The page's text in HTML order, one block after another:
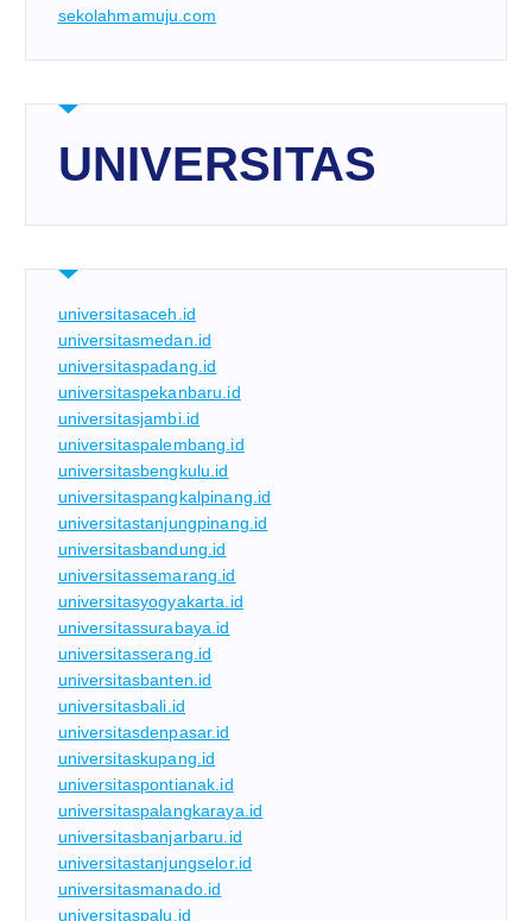
sekolahmamuju.com
UNIVERSITAS
universitasaceh.id
universitasmedan.id
universitaspadang.id
universitaspekanbaru.id
universitasjambi.id
universitaspalembang.id
universitasbengkulu.id
universitaspangkalpinang.id
universitastanjungpinang.id
universitasbandung.id
universitassemarang.id
universitasyogyakarta.id
universitassurabaya.id
universitasserang.id
universitasbanten.id
universitasbali.id
universitasdenpasar.id
universitaskupang.id
universitaspontianak.id
universitaspalangkaraya.id
universitasbanjarbaru.id
universitastanjungselor.id
universitasmanado.id
universitaspalu.id